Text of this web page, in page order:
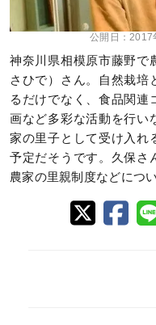
公開日：2017
神奈川県相模原市藤野で
さひで）さん。自然栽培
るだけでなく、食品関連
画など多彩な活動を行い
家の里子として受け入れ
予定だそうです。久保さ
農家の里親制度などにつ